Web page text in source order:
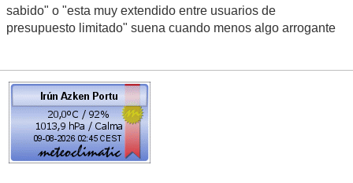
sabido" o "esta muy extendido entre usuarios de
presupuesto limitado" suena cuando menos algo arrogante